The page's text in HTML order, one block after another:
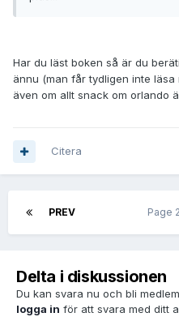
Har du läst boken så är du
ännu (man får tydligen inte
även om allt snack om orlando
Citera
PREV Page
Delta i diskussionen
Du kan svara nu och bli
logga in för att svara med ditt